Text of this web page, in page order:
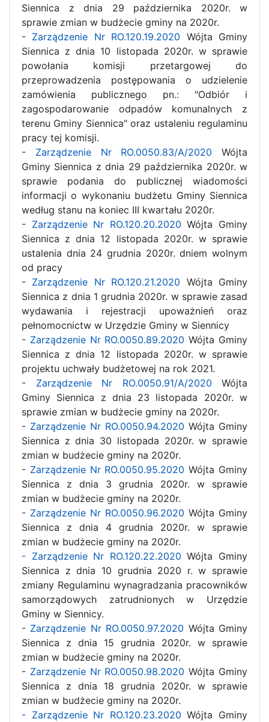
Siennica z dnia 29 października 2020r. w
sprawie zmian w budżecie gminy na 2020r.
- Zarządzenie Nr RO.120.19.2020 Wójta Gminy
Siennica z dnia 10 listopada 2020r. w sprawie
powołania komisji przetargowej do
przeprowadzenia postępowania o udzielenie
zamówienia publicznego pn.: "Odbiór i
zagospodarowanie odpadów komunalnych z
terenu Gminy Siennica" oraz ustaleniu regulaminu
pracy tej komisji.
- Zarządzenie Nr RO.0050.83/A/2020 Wójta
Gminy Siennica z dnia 29 października 2020r. w
sprawie podania do publicznej wiadomości
informacji o wykonaniu budżetu Gminy Siennica
według stanu na koniec III kwartału 2020r.
- Zarządzenie Nr RO.120.20.2020 Wójta Gminy
Siennica z dnia 12 listopada 2020r. w sprawie
ustalenia dnia 24 grudnia 2020r. dniem wolnym
od pracy
- Zarządzenie Nr RO.120.21.2020 Wójta Gminy
Siennica z dnia 1 grudnia 2020r. w sprawie zasad
wydawania i rejestracji upoważnień oraz
pełnomocnictw w Urzędzie Gminy w Siennicy
- Zarządzenie Nr RO.0050.89.2020 Wójta Gminy
Siennica z dnia 12 listopada 2020r. w sprawie
projektu uchwały budżetowej na rok 2021.
- Zarządzenie Nr RO.0050.91/A/2020 Wójta
Gminy Siennica z dnia 23 listopada 2020r. w
sprawie zmian w budżecie gminy na 2020r.
- Zarządzenie Nr RO.0050.94.2020 Wójta Gminy
Siennica z dnia 30 listopada 2020r. w sprawie
zmian w budżecie gminy na 2020r.
- Zarządzenie Nr RO.0050.95.2020 Wójta Gminy
Siennica z dnia 3 grudnia 2020r. w sprawie
zmian w budżecie gminy na 2020r.
- Zarządzenie Nr RO.0050.96.2020 Wójta Gminy
Siennica z dnia 4 grudnia 2020r. w sprawie
zmian w budżecie gminy na 2020r.
- Zarządzenie Nr RO.120.22.2020 Wójta Gminy
Siennica z dnia 10 grudnia 2020 r. w sprawie
zmiany Regulaminu wynagradzania pracowników
samorządowych zatrudnionych w Urzędzie
Gminy w Siennicy.
- Zarządzenie Nr RO.0050.97.2020 Wójta Gminy
Siennica z dnia 15 grudnia 2020r. w sprawie
zmian w budżecie gminy na 2020r.
- Zarządzenie Nr RO.0050.98.2020 Wójta Gminy
Siennica z dnia 18 grudnia 2020r. w sprawie
zmian w budżecie gminy na 2020r.
- Zarządzenie Nr RO.120.23.2020 Wójta Gminy